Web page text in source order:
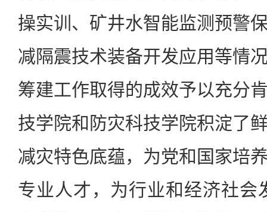
操实训、矿井水智能监测预警
减隔震技术装备开发应用等情
筹建工作取得的成效予以充分
技学院和防灾科技学院积淀了
减灾特色底蕴，为党和国家培
专业人才，为行业和经济社会